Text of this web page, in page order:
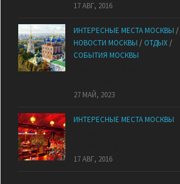
17 АВГ, 2016
ИНТЕРЕСНЫЕ МЕСТА МОСКВЫ /
НОВОСТИ МОСКВЫ / ОТДЫХ /
СОБЫТИЯ МОСКВЫ
27 МАЙ, 2023
ИНТЕРЕСНЫЕ МЕСТА МОСКВЫ
17 АВГ, 2016